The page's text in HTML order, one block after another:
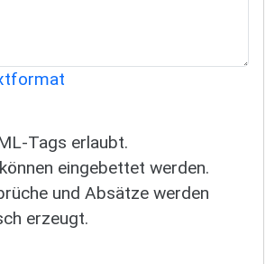
Tags erlaubt.
eingebettet werden.
und Absätze werden
erzeugt.